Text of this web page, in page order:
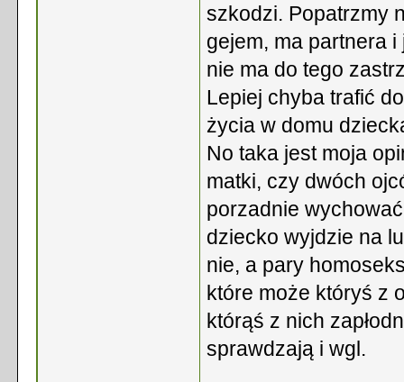
szkodzi. Popatrzmy
gejem, ma partnera
nie ma do tego
Lepiej chyba trafić
życia w domu
No taka jest moja
matki, czy dwóch
porzadnie
dziecko wyjdzie na
nie, a pary
które może któryś z
którąś z nich
sprawdzają i wgl.